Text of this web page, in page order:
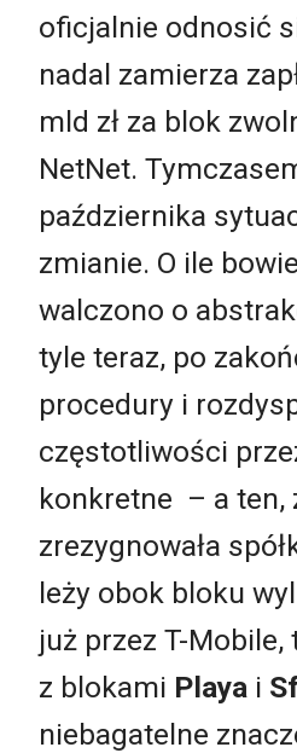
oficjalnie odnosić
nadal zamierza
mld zł za blok
NetNet.
października
zmianie. O ile
walczono o
tyle teraz, po
procedury i
częstotliwości
konkretne – a ten,
zrezygnowała
leży obok bloku
już przez T-
z blokami Playa i
niebagatelne